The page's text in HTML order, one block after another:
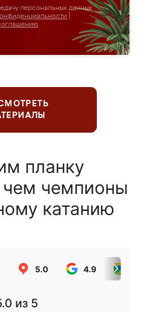
персональных данных
планку
чем чемпионы
катанию
5.0 4.9
из 5